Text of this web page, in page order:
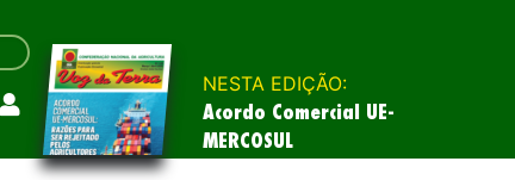
NESTA EDIÇÃO:
Acordo Comercial UE-
MERCOSUL